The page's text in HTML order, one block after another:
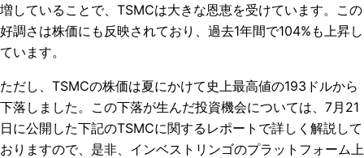
増していることで、TSMCは大きな恩恵を受けています。この
好調さは株価にも反映されており、過去1年間で104%も上昇し
ています。
ただし、TSMCの株価は夏にかけて史上最高値の193ドルから
下落しました。この下落が生んだ投資機会については、7月21
日に公開した下記のTSMCに関するレポートで詳しく解説して
おりますので、是非、インベストリンゴのプラットフォーム上